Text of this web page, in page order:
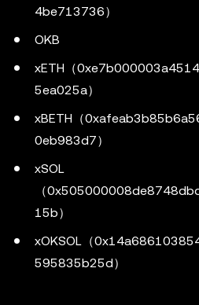
4be713736）
OKB
xETH（
5ea025a）
xBETH（
0eb983d7）
xSOL
（
15b）
xOKSOL（
595835b25d）